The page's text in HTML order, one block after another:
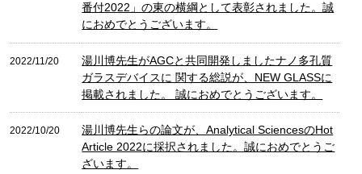
番付2022」の東の横綱として表彰されました。誠
におめでとうございます。
2022/11/20
湯川博先生がAGCと共同開発しましたナノ多孔質
ガラスデバイスに 関する総説が、NEW GLASSに
掲載されました。 誠におめでとうございます。
2022/10/20
湯川博先生らの論文が、Analytical SciencesのHot
Article 2022に採択されました。誠におめでとうご
ざいます。